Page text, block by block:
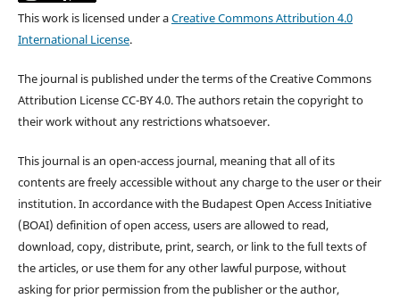
This work is licensed under aCreative Commons Attribution 4.0
International License.
The journal is published under the terms of the Creative Commons
Attribution License CC-BY 4.0. The authors retain the copyright to
their work without any restrictions whatsoever.
This journal is an open-access journal, meaning that all of its
contents are freely accessible without any charge to the user or their
institution. In accordance with the Budapest Open Access Initiative
(BOAI) definition of open access, users are allowed to read,
download, copy, distribute, print, search, or link to the full texts of
the articles, or use them for any other lawful purpose, without
asking for prior permission from the publisher or the author,